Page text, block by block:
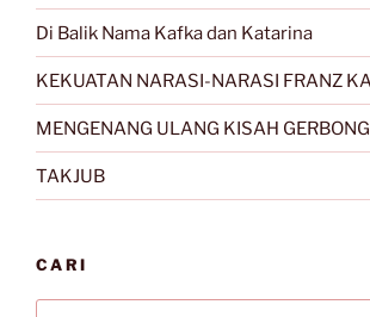
Di Balik Nama Kafka dan Katarina
KEKUATAN NARASI-NARASI FRANZ
MENGENANG ULANG KISAH
TAKJUB
CARI